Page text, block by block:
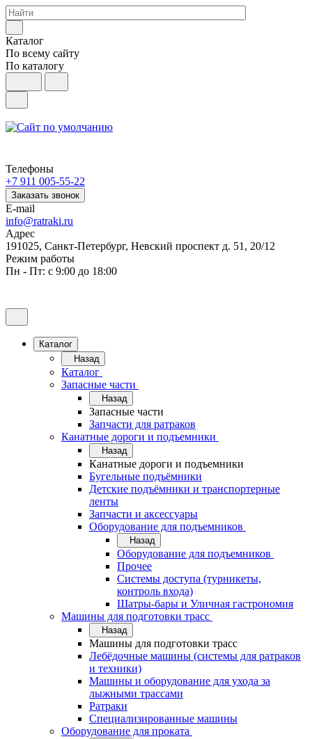
Каталог
По всему сайту
По каталогу
Телефоны
+7 911 005-55-22
Заказать звонок
E-mail
info@ratraki.ru
Адрес
191025, Санкт-Петербург, Невский проспект д. 51, 20/12
Режим работы
Пн - Пт: с 9:00 до 18:00
Каталог
Назад
Каталог
Запасные части
Назад
Запасные части
Запчасти для ратраков
Канатные дороги и подъемники
Назад
Канатные дороги и подъемники
Бугельные подъёмники
Детские подъёмники и транспортерные
ленты
Запчасти и аксессуары
Оборудование для подъемников
Назад
Оборудование для подъемников
Прочее
Системы доступа (турникеты,
контроль входа)
Шатры-бары и Уличная гастрономия
Машины для подготовки трасс
Назад
Машины для подготовки трасс
Лебёдочные машины (системы для ратраков
и техники)
Машины и оборудование для ухода за
лыжными трассами
Ратраки
Специализированные машины
Оборудование для проката